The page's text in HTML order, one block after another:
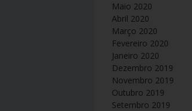
Maio 2020
Abril 2020
Março 2020
Fevereiro 2020
Janeiro 2020
Dezembro 2019
Novembro 2019
Outubro 2019
Setembro 2019